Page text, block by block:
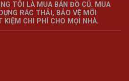
TÔI LÀ MUA BÁN ĐỒ CŨ. MUA
RÁC THẢI, BẢO VỆ MÔI
KIỆM CHI PHÍ CHO MỌI NHÀ.